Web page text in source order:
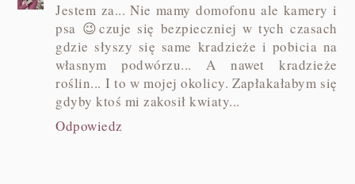
Jestem za... Nie mamy domofonu ale kamery i
psa 😉czuje się bezpieczniej w tych czasach
gdzie słyszy się same kradzieże i pobicia na
własnym podwórzu... A nawet kradzieże
roślin... I to w mojej okolicy. Zapłakałabym się
gdyby ktoś mi zakosił kwiaty...
Odpowiedz